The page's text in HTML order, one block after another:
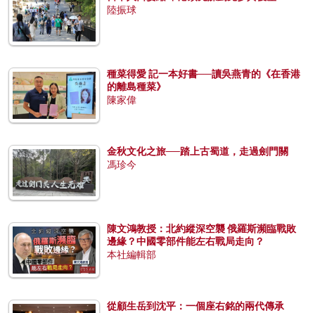
陸振球
種菜得愛 記一本好書──讀吳燕青的《在香港
的離島種菜》
陳家偉
金秋文化之旅──踏上古蜀道，走過劍門關
馮珍今
陳文鴻教授：北約縱深空襲 俄羅斯瀕臨戰敗
邊緣？中國零部件能左右戰局走向？
本社編輯部
從顧生岳到沈平：一個座右銘的兩代傳承